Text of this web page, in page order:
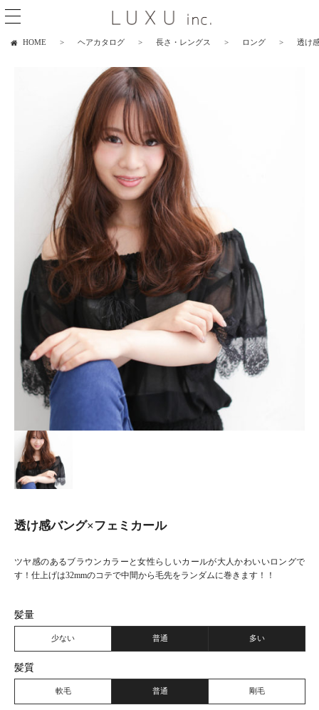
HOME ヘアカタログ 長さ・レングス ロング 透け
透け感バング×フェミカール
ツヤ感のあるブラウンカラーと女性らしいカールが大人かわいいロングで
す！仕上げは32mmのコテで中間から毛先をランダムに巻きます！！
髪量
少ない 普通 多い
髪質
軟毛 普通 剛毛